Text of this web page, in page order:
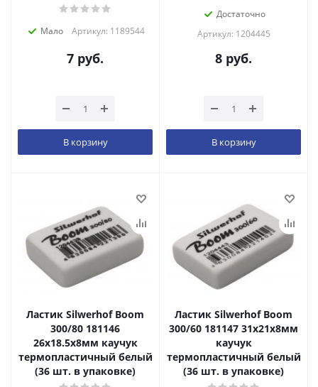
Мало Артикул: 1189544
7 руб.
В корзину
Достаточно
Артикул: 1204445
8 руб.
В корзину
Ластик Silwerhof Boom
300/80 181146
26х18.5х8мм каучук
термопластичный белый
(36 шт. в упаковке)
Ластик Silwerhof Boom
300/60 181147 31х21х8мм
каучук
термопластичный белый
(36 шт. в упаковке)